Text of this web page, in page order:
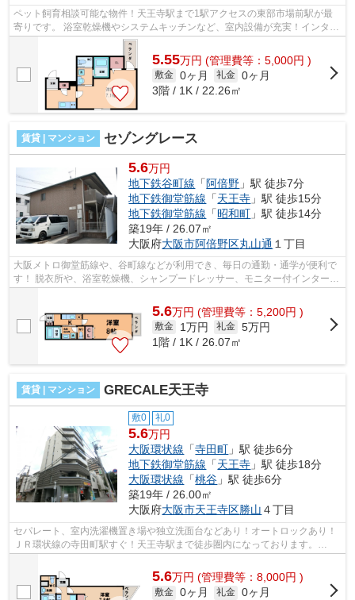
ペット飼育相談可能な物件！天王寺駅まで1駅アクセスの東部市場前駅が最
寄りです。 浴室乾燥機やシステムキッチンなど、室内設備が充実！インター
ネットが無料で使えて、月々の出費を...
5.55万円 (管理費等：5,000円 )
敷金 0ヶ月 礼金 0ヶ月
3階 / 1K / 22.26㎡
賃貸 | マンション セゾングレース
5.6万円
地下鉄谷町線 「 阿倍野 」駅 徒歩7分
地下鉄御堂筋線 「天王寺 」駅 徒歩15分
地下鉄御堂筋線 「昭和町 」駅 徒歩14分
築19年 / 26.07㎡
大阪府大阪市阿倍野区丸山通 １丁目
大阪メトロ御堂筋線や、谷町線などが利用でき、毎日の通勤・通学が便利で
す！ 脱衣所や、浴室乾燥機、シャンプードレッサー、モニター付インターホ
5.6万円 (管理費等：5,200円 )
敷金 1万円 礼金 5万円
1階 / 1K / 26.07㎡
賃貸 | マンション GRECALE天王寺
敷0 礼0
5.6万円
大阪環状線 「寺田町 」駅 徒歩6分
地下鉄御堂筋線 「天王寺 」駅 徒歩18分
大阪環状線 「桃谷 」駅 徒歩6分
築19年 / 26.00㎡
大阪府大阪市天王寺区勝山 ４丁目
セパレート、室内洗濯機置き場や独立洗面台などあり！オートロックあり！
ＪＲ環状線の寺田町駅すぐ！天王寺駅まで徒歩圏内になっております。
■□■□■□■□■□■□■□■□■□■□■□■□■□■□■□■□■□■...
5.6万円 (管理費等：8,000円 )
敷金 0ヶ月 礼金 0ヶ月